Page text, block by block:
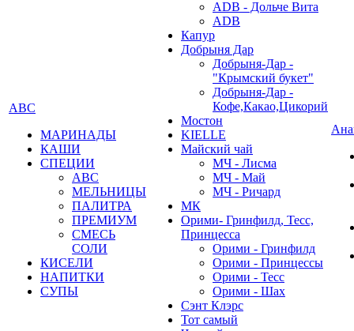
АВС
МАРИНАДЫ
КАШИ
СПЕЦИИ
АВС
МЕЛЬНИЦЫ
ПАЛИТРА
ПРЕМИУМ
СМЕСЬ
СОЛИ
КИСЕЛИ
НАПИТКИ
СУПЫ
ADB - Дольче Вита
ADB
Капур
Добрыня Дар
Добрыня-Дар -
"Крымский букет"
Добрыня-Дар -
Кофе,Какао,Цикорий
Мостон
KIELLE
Майский чай
МЧ - Лисма
МЧ - Май
МЧ - Ричард
МК
Орими- Гринфилд, Тесс,
Принцесса
Орими - Гринфилд
Орими - Принцессы
Орими - Тесс
Орими - Шах
Сэнт Клэрс
Тот самый